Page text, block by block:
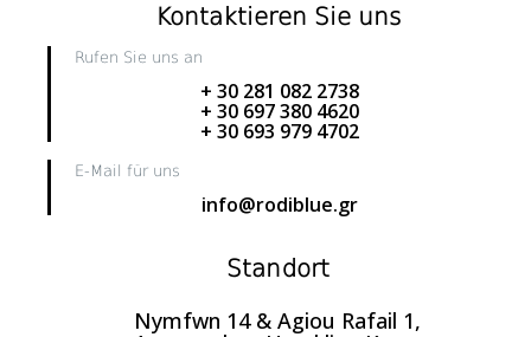
Kontaktieren Sie uns
Rufen Sie uns an
+ 30 281 082 2738
+ 30 697 380 4620
+ 30 693 979 4702
E-Mail für uns
info@rodiblue.gr
Standort
Nymfwn 14 & Agiou Rafail 1,